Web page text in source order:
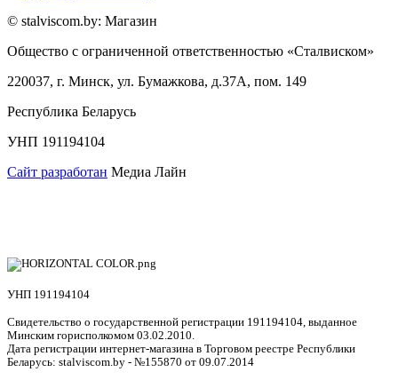
© stalviscom.by: Магазин
Общество с ограниченной ответственностью «Сталвиском»
220037, г. Минск, ул. Бумажкова, д.37А, пом. 149
Республика Беларусь
УНП 191194104
Сайт разработан Медиа Лайн
УНП 191194104
Свидетельство о государственной регистрации 191194104, выданное
Минским горисполкомом 03.02.2010.
Дата регистрации интернет-магазина в Торговом реестре Республики
Беларусь: stalviscom.by - №155870 от 09.07.2014